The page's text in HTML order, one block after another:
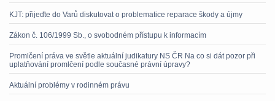
KJT: přijeďte do Varů diskutovat o problematice reparace škody a újmy
Zákon č. 106/1999 Sb., o svobodném přístupu k informacím
Promlčení práva ve světle aktuální judikatury NS ČR Na co si dát pozor při
uplatňování promlčení podle současné právní úpravy?
Aktuální problémy v rodinném právu